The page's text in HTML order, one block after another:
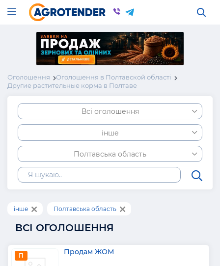
Оголошення
Оголошення в Полтавской області
Другие растительные корма в Полтаве
Всі оголошення
інше
Полтавська область
інше Полтавська область
ВСІ ОГОЛОШЕННЯ
П Продам ЖОМ